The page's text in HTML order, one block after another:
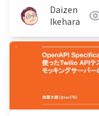
Daizen
Ikehara